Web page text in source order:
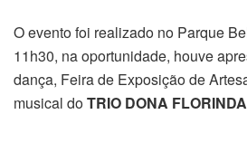
O evento foi realizado no Parque
11h30, na oportunidade, houve
dança, Feira de Exposição de
musical doTRIO DONA FLORINDA